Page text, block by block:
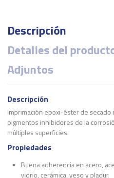
Descripción
Detalles del
Adjuntos
Descripción
Imprimación epoxi-éster de
pigmentos inhibidores de la
múltiples superficies.
Propiedades
Buena adherencia en acero,
vidrio, cerámica, yeso y pladur.